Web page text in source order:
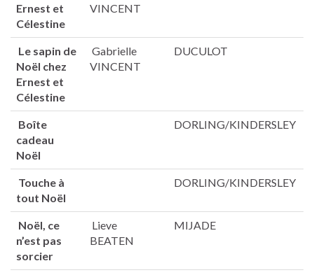
Ernest et
Célestine
VINCENT
Le sapin de
Noël chez
Ernest et
Célestine
Gabrielle
VINCENT
DUCULOT
Boîte
cadeau
Noël
DORLING/KINDERSLEY
Touche à
tout Noël
DORLING/KINDERSLEY
Noël, ce
n’est pas
sorcier
Lieve
BEATEN
MIJADE